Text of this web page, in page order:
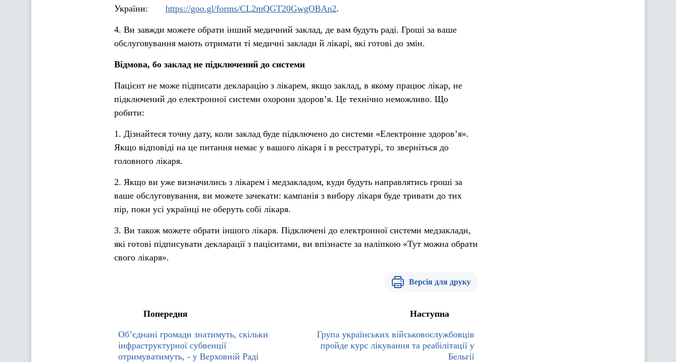
України:
https://goo.gl/forms/CL2mQGT20GwgOBAn2.
4. Ви завжди можете обрати інший медичний заклад, де вам будуть раді. Гроші за ваше
обслуговування мають отримати ті медичні заклади й лікарі, які готові до змін.
Відмова, бо заклад не підключений до системи
Пацієнт не може підписати декларацію з лікарем, якщо заклад, в якому працює лікар, не
підключений до електронної системи охорони здоров’я. Це технічно неможливо. Що
робити:
1. Дізнайтеся точну дату, коли заклад буде підключено до системи «Електронне здоров’я».
Якщо відповіді на це питання немає у вашого лікаря і в реєстратурі, то зверніться до
головного лікаря.
2. Якщо ви уже визначились з лікарем і медзакладом, куди будуть направлятись гроші за
ваше обслуговування, ви можете зачекати: кампанія з вибору лікаря буде тривати до тих
пір, поки усі українці не оберуть собі лікаря.
3. Ви також можете обрати іншого лікаря. Підключені до електронної системи медзаклади,
які готові підписувати декларації з пацієнтами, ви впізнаєте за наліпкою «Тут можна обрати
свого лікаря».
Версія для друку
Попередня
Об’єднані громади знатимуть, скільки
інфраструктурної субвенції
отримуватимуть, - у Верховній Раді
Наступна
Група українських військовослужбовців
пройде курс лікування та реабілітації у
Бельгії